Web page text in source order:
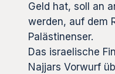
Geld hat, soll an
werden, auf dem
Palästinenser.
Das israelische
Najjars Vorwurf